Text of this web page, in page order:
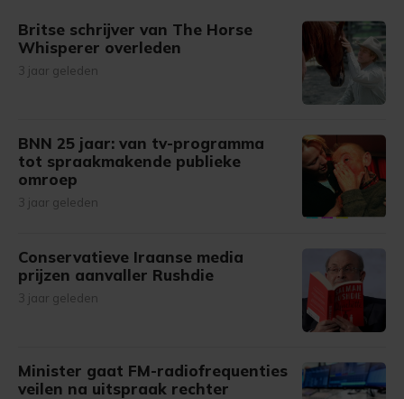
Britse schrijver van The Horse
Whisperer overleden
3 jaar geleden
BNN 25 jaar: van tv-programma
tot spraakmakende publieke
omroep
3 jaar geleden
Conservatieve Iraanse media
prijzen aanvaller Rushdie
3 jaar geleden
Minister gaat FM-radiofrequenties
veilen na uitspraak rechter